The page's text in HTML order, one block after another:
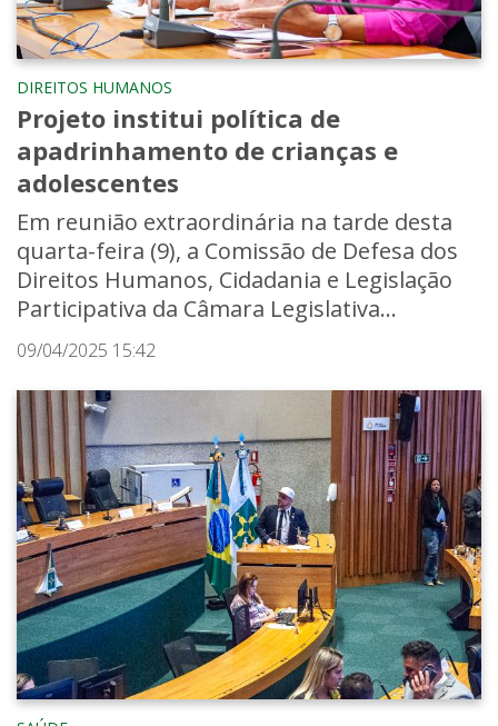
DIREITOS HUMANOS
Projeto institui política de
apadrinhamento de crianças e
adolescentes
Em reunião extraordinária na tarde desta
quarta-feira (9), a Comissão de Defesa dos
Direitos Humanos, Cidadania e Legislação
Participativa da Câmara Legislativa...
09/04/2025 15:42